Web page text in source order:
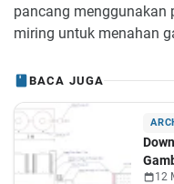
pancang menggunakan
miring untuk menahan
BACA JUGA
12